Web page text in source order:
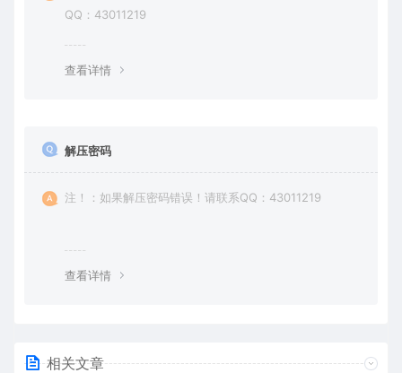
QQ：43011219
查看详情
解压密码
注！：如果解压密码错误！请联系QQ：43011219
查看详情
相关文章